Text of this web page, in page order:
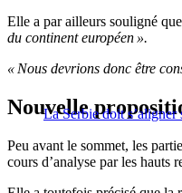
Elle a par ailleurs souligné que
du continent européen ».
« Nous devrions donc être
La Serbie doit
Nouvelle
Peu avant le sommet, les
cours d’analyse par les hauts